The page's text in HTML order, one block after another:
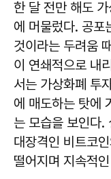
한 달 전만 해도
에 머물렀다. 공포
것이라는 두려움
이 연쇄적으로 내
서는 가상화폐 투
에 매도하는 탓에
는 모습을 보인다.
대장격인 비트코
떨어지며 지속적